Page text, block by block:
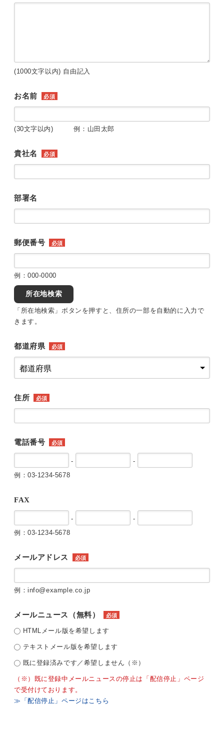
(1000文字以内) 自由記入
お名前 必須
(30文字以内) 例：山田太郎
貴社名 必須
部署名
郵便番号 必須
例：000-0000
所在地検索
「所在地検索」ボタンを押すと、住所の一部を自動的に入力で
きます。
都道府県 必須
住所 必須
電話番号 必須
-
-
例：03-1234-5678
FAX
-
-
例：03-1234-5678
メールアドレス 必須
例：info@example.co.jp
メールニュース（無料） 必須
HTMLメール版を希望します
テキストメール版を希望します
既に登録済みです／希望しません（※）
（※）既に登録中メールニュースの停止は「配信停止」ページ
で受付けております。
≫「配信停止」ページはこちら